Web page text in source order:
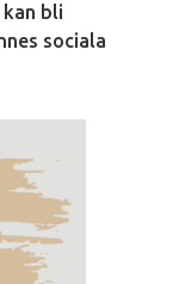
bli
sociala